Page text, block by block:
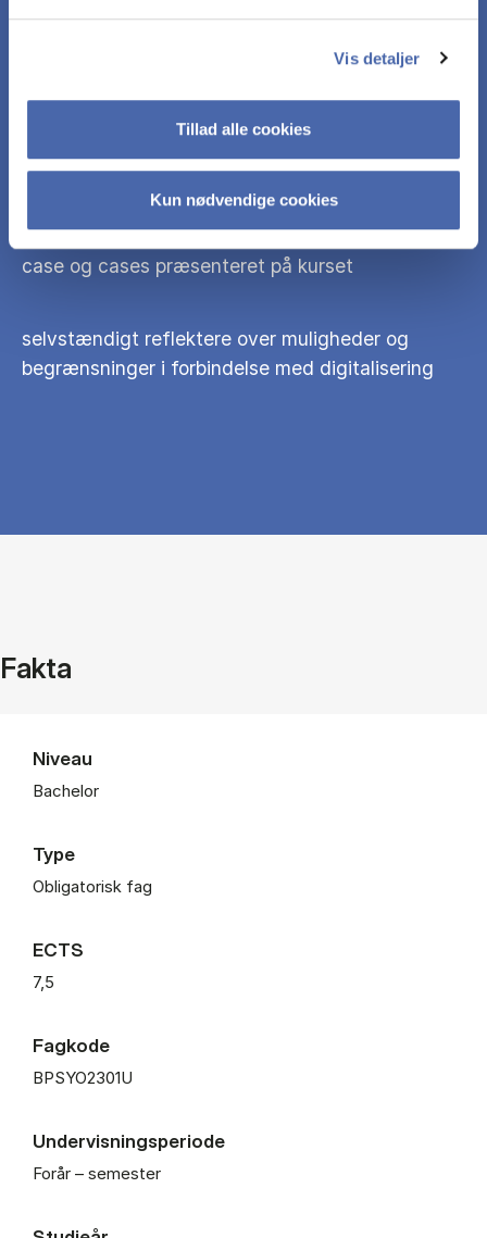
Vis detaljer
Tillad alle cookies
Kun nødvendige cookies
reflektere over relationer mellem den selvvalgte
case og de cases, der er blevet introduceret på
kurset
reflektere over relationer mellem den selvvalgte
case og cases præsenteret på kurset
selvstændigt reflektere over muligheder og
begrænsninger i forbindelse med digitalisering
Fakta
Niveau
Bachelor
Type
Obligatorisk fag
ECTS
7,5
Fagkode
BPSYO2301U
Undervisningsperiode
Forår – semester